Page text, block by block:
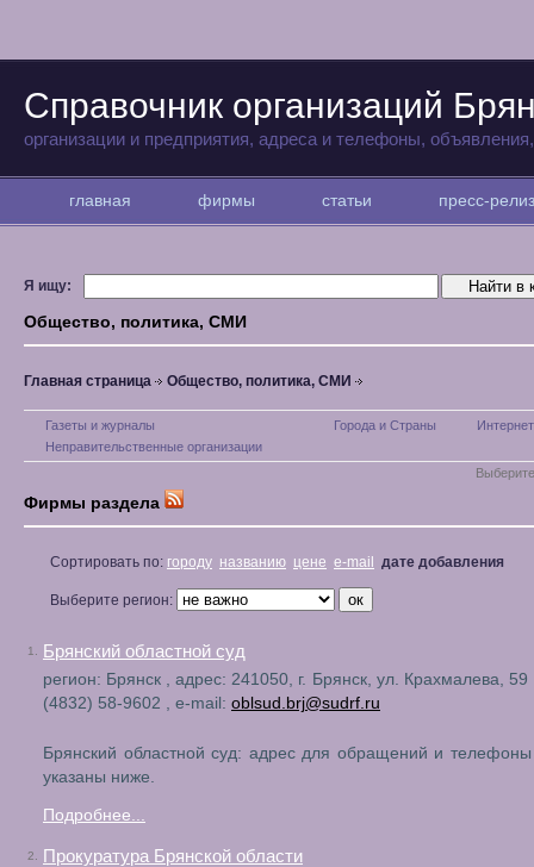
Справочник организаций
организации и предприятия, адреса и телефоны,
главная фирмы статьи пресс-
Я ищу:
Общество, политика, СМИ
Главная страница Общество, политика, СМИ
Газеты и журналы Города и Страны
Неправительственные организации
Фирмы раздела
Сортировать по: городу названию цене e-mail дате добавления
Выберите регион:
1. Брянский областной суд
регион: Брянск , адрес: 241050, г. Брянск, ул. Крахмалева,
(4832) 58-9602 , e-mail: oblsud.brj@sudrf.ru
Брянский областной суд: адрес для обращений и телефоны
указаны ниже.
Подробнее...
2. Прокуратура Брянской области